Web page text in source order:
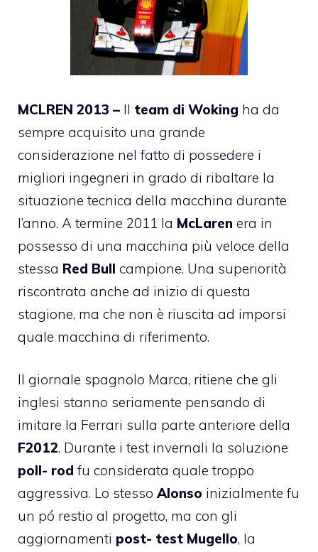
MCLREN 2013 – Il team di Woking ha da
sempre acquisito una grande
considerazione nel fatto di possedere i
migliori ingegneri in grado di ribaltare la
situazione tecnica della macchina durante
l’anno. A termine 2011 la McLaren era in
possesso di una macchina più veloce della
stessa Red Bull campione. Una superiorità
riscontrata anche ad inizio di questa
stagione, ma che non è riuscita ad imporsi
quale macchina di riferimento.
Il giornale spagnolo Marca, ritiene che gli
inglesi stanno seriamente pensando di
imitare la Ferrari sulla parte anteriore della
F2012. Durante i test invernali la soluzione
poll- rod fu considerata quale troppo
aggressiva. Lo stesso Alonso inizialmente fu
un pó restio al progetto, ma con gli
aggiornamenti post- test Mugello, la